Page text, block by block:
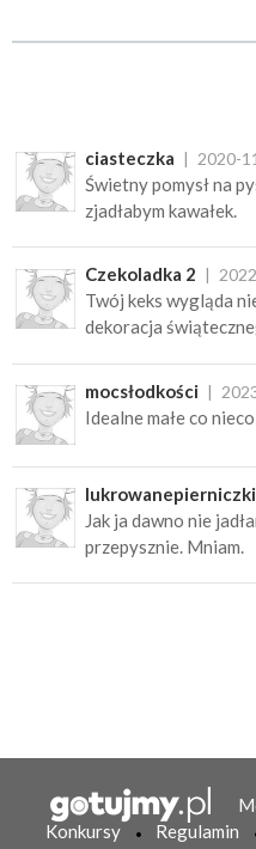
ciasteczka 2020-
Świetny pomysł na
zjadłabym kawałek.
Czekoladka 2
Twój keks wygląda
dekoracja
mocsłodkości
Idealne małe co
lukrowanepierniczki
Jak ja dawno nie
przepysznie. Mniam.
Konkursy
Regulamin